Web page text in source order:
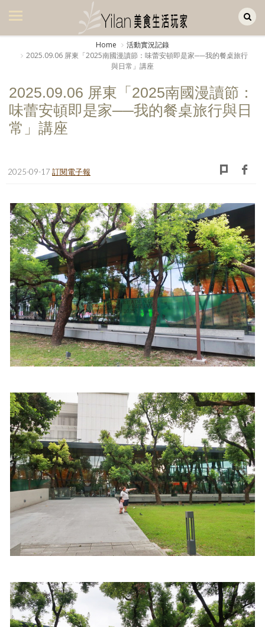
美食集
美飲集
旅遊集
旅遊美食集
日記簿
餐桌週記
享樂隨手拍
照相簿
影音區
創意出版服務
歷史區
個人著作
活動實況記錄
媒體報導一覽
合作與代言
訂閱電子報
Home
活動實況記錄
2025.09.06 屏東「2025南國漫讀節：味蕾安頓即是家──我的餐桌旅行
與日常」講座
2025.09.06 屏東「2025南國漫讀節：
味蕾安頓即是家──我的餐桌旅行與日
常」講座
2025-09-17 訂閱電子報